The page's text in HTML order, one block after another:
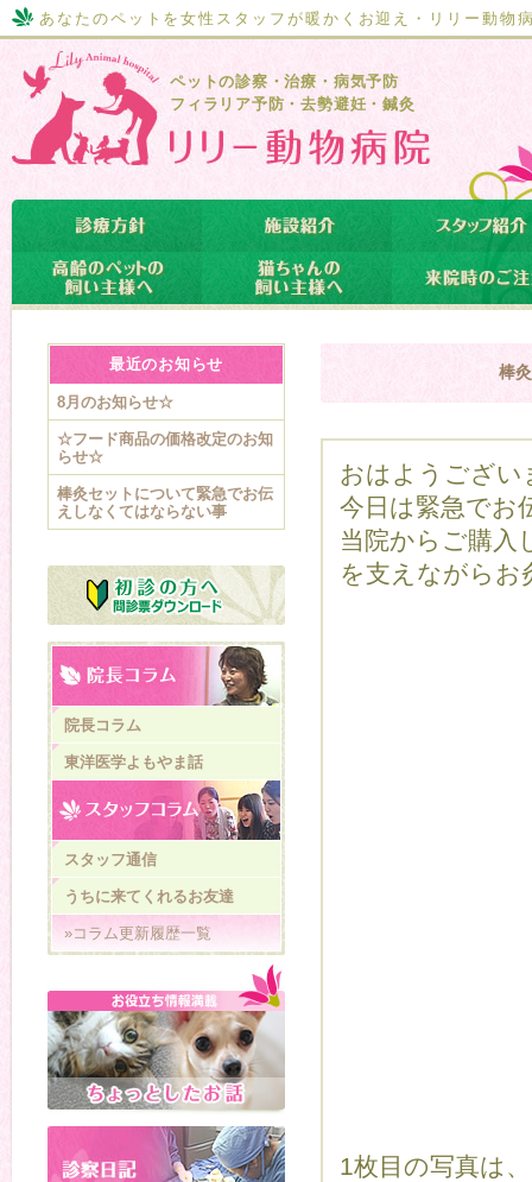
あなたのペットを女性スタッフが暖かくお迎え・リリー動物
ペットの診察・治療・病気予防
フィラリア予防・去勢避妊・鍼灸
棒
おはようござい
今日は緊急でお
当院からご購入
を支えながらお
1枚目の写真は
最近のお知らせ
8月のお知らせ☆
☆フード商品の価格改定のお知
らせ☆
棒灸セットについて緊急でお伝
えしなくてはならない事
院長コラム
東洋医学よもやま話
スタッフ通信
うちに来てくれるお友達
»コラム更新履歴一覧